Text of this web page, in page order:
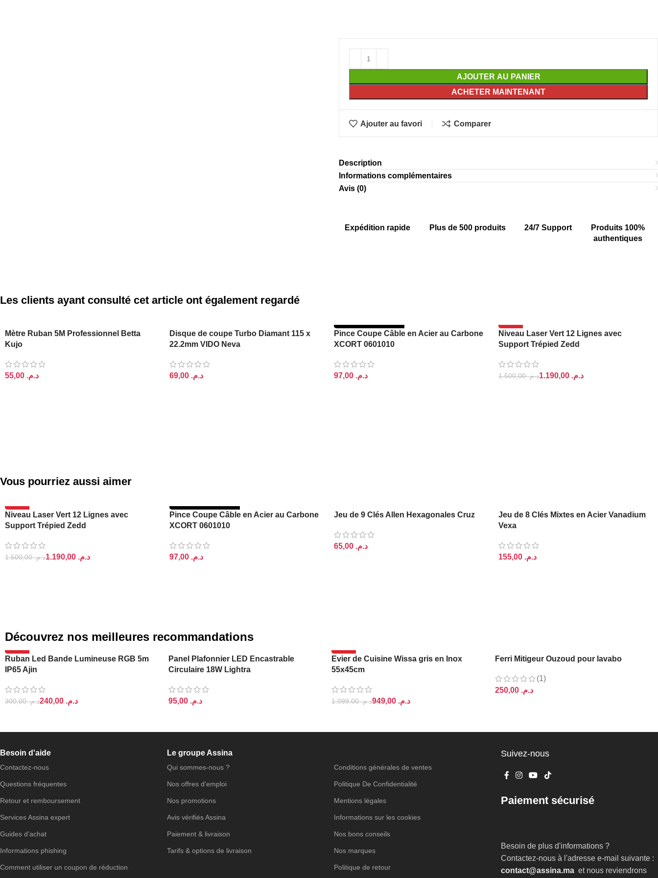
AJOUTER AU PANIER
ACHETER MAINTENANT
Ajouter au favori Comparer
Description
Informations complémentaires
Avis (0)
Expédition rapide Plus de 500 produits 24/7 Support
Produits 100%
authentiques
Les clients ayant consulté cet article ont également regardé
Mètre Ruban 5M Professionnel Betta
Kujo
د.م.
Disque de coupe Turbo Diamant 115 x
22.2mm VIDO Neva
د.م.
RUPTURE DE STOCK
Pince Coupe Câble en Acier au Carbone
XCORT 0601010
د.م.
-21%
Niveau Laser Vert 12 Lignes avec
Support Trépied Zedd
د.م.1.500,00 د.م.
Vous pourriez aussi aimer
-21%
Niveau Laser Vert 12 Lignes avec
Support Trépied Zedd
د.م.1.500,00 د.م.
RUPTURE DE STOCK
Pince Coupe Câble en Acier au Carbone
XCORT 0601010
د.م.
Jeu de 9 Clés Allen Hexagonales Cruz
د.م.
Jeu de 8 Clés Mixtes en Acier Vanadium
Vexa
د.م.
Découvrez nos meilleures recommandations
-20%
Ruban Led Bande Lumineuse RGB 5m
IP65 Ajin
د.م.300,00 د.م.
Panel Plafonnier LED Encastrable
Circulaire 18W Lightra
د.م.
-14%
Evier de Cuisine Wissa gris en Inox
55x45cm
د.م.1.099,00 د.م.
Ferri Mitigeur Ouzoud pour lavabo
(1)
د.م.
Besoin d'aide
Contactez-nous
Questions fréquentes
Retour et remboursement
Services Assina expert
Guides d'achat
Informations phishing
Comment utiliser un coupon de réduction
Le groupe Assina
Qui sommes-nous ?
Nos offres d'emploi
Nos promotions
Avis vérifiés Assina
Paiement & livraison
Tarifs & options de livraison
Conditions générales de ventes
Politique De Confidentialité
Mentions légales
Informations sur les cookies
Nos bons conseils
Nos marques
Politique de retour
Suivez-nous
Paiement sécurisé
Besoin de plus d'informations ?
Contactez-nous à l'adresse e-mail suivante :
contact@assina.ma et nous reviendrons